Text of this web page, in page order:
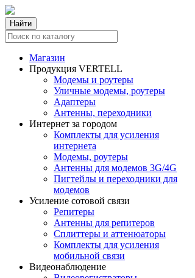
Найти
Магазин
Продукция VERTELL
Модемы и роутеры
Уличные модемы, роутеры
Адаптеры
Антенны, переходники
Интернет за городом
Комплекты для усиления
интернета
Модемы, роутеры
Антенны для модемов 3G/4G
Пигтейлы и переходники для
модемов
Усиление сотовой связи
Репитеры
Антенны для репитеров
Сплиттеры и аттенюаторы
Комплекты для усиления
мобильной связи
Видеонаблюдение